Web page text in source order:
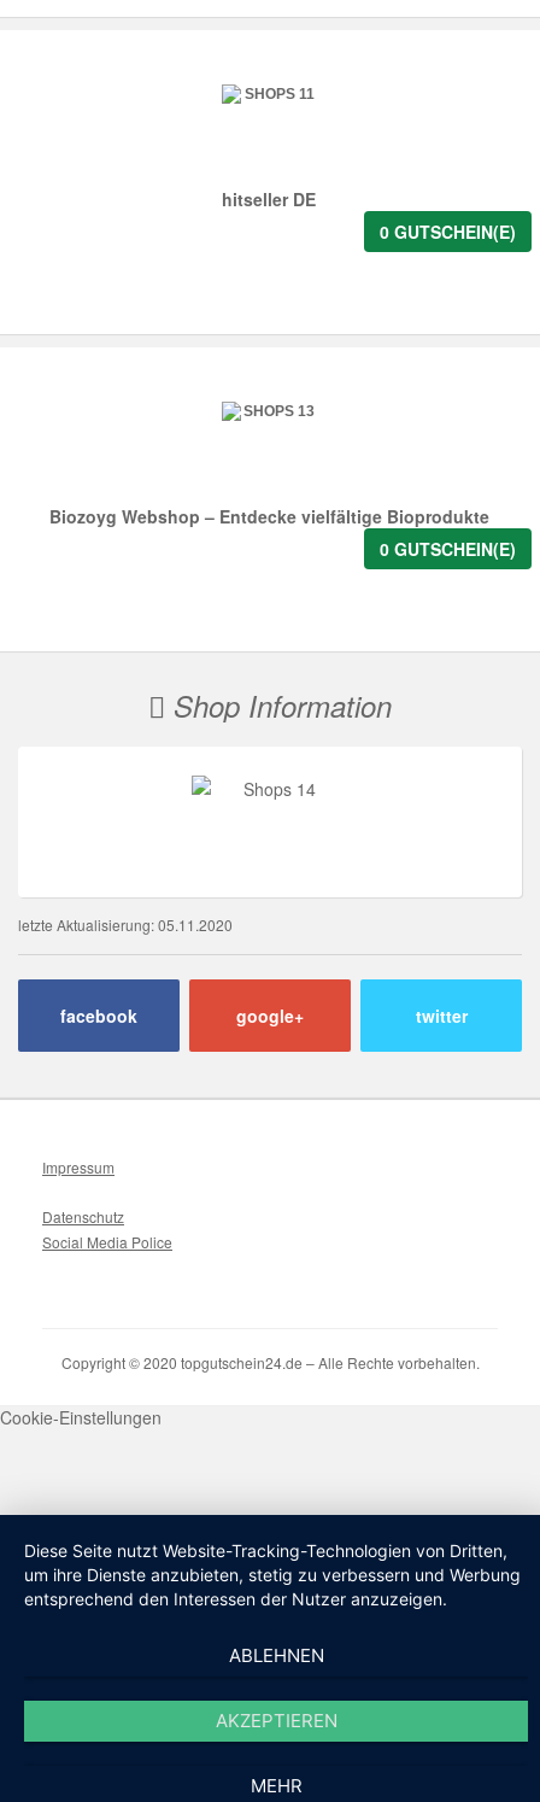
hitseller DE
0 GUTSCHEIN(E)
Biozoyg Webshop – Entdecke vielfältige Bioprodukte
0 GUTSCHEIN(E)
Shop Information
letzte Aktualisierung: 05.11.2020
facebook google+ twitter
Impressum
Datenschutz
Social Media Police
Copyright © 2020 topgutschein24.de – Alle Rechte vorbehalten.
Cookie-Einstellungen
Diese Seite nutzt Website-Tracking-Technologien von Dritten,
um ihre Dienste anzubieten, stetig zu verbessern und Werbung
entsprechend den Interessen der Nutzer anzuzeigen.
ABLEHNEN
AKZEPTIEREN
MEHR